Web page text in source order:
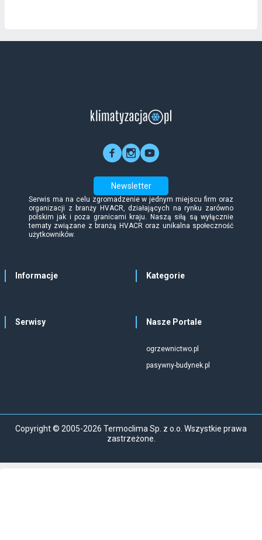
Newsletter
Serwis ma na celu zgromadzenie w jednym miejscu firm oraz
organizacji z branży HVACR, działających na rynku zarówno
polskim jak i poza granicami kraju. Naszą siłą są wyłącznie
tematy związane z branżą HVACR oraz unikalna społeczność
użytkowników.
Informacje Kategorie
Serwisy Nasze Portale
ogrzewnictwo.pl
pasywny-budynek.pl
Copyright © 2005-2026 Termoclima Sp. z o.o. Wszystkie prawa
zastrzeżone.